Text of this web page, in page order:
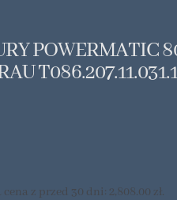
POWERMATIC
z przed 30 dni: 2,808.00 zł.